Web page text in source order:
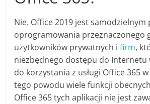
Nie. ​​Office 2019 jest samodzielnym
oprogramowania przeznaczonego
użytkowników prywatnych ifirm,
niezbędnego dostępu do Internetu
do korzystania z usługi Office 365
tego powodu wiele funkcji
Office 365 tych aplikacji nie jest